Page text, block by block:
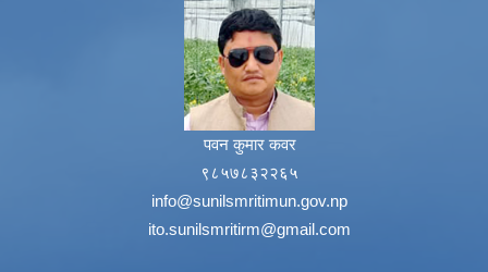
पवन कुमार कवर
९८५७८३२२६५
info@sunilsmritimun.gov.np
ito.sunilsmritirm@gmail.com